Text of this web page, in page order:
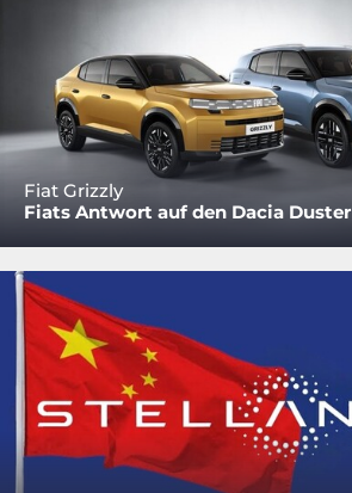
Fiat Grizzly
Fiats Antwort auf den Dacia Duster